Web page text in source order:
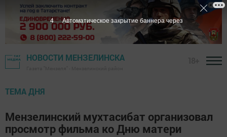
НОВОСТИ МЕНЗЕЛИНСКА
ТЕМА ДНЯ
Мензелинский мухтасибат организовал
просмотр фильма ко Дню матери
3 Автоматическое закрытие баннера через